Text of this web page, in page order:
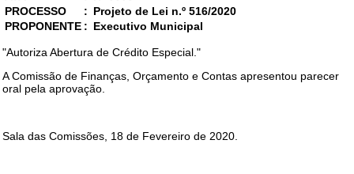
PROCESSO
: Projeto de Lei n.º 516/2020
PROPONENTE : Executivo Municipal
"Autoriza Abertura de Crédito Especial."
A Comissão de Finanças, Orçamento e Contas apresentou parecer
oral pela aprovação.
Sala das Comissões, 18 de Fevereiro de 2020.